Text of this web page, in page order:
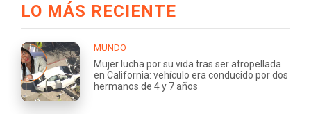
LO MÁS RECIENTE
MUNDO
Mujer lucha por su vida tras ser atropellada
en California: vehículo era conducido por dos
hermanos de 4 y 7 años